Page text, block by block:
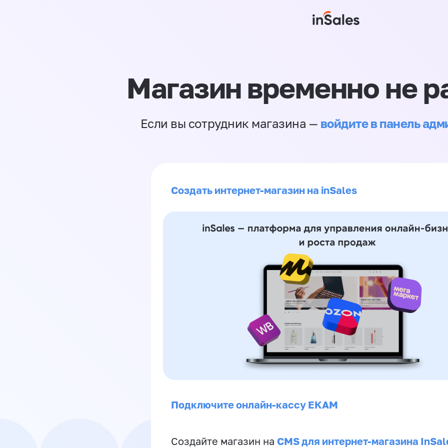
Магазин временно не
Если вы сотрудник магазина — войдите в панель
Создать интернет-магазин на inSales
Подключите онлайн-кассу ЕКАМ
Создайте магазин на CMS для интернет-магазина